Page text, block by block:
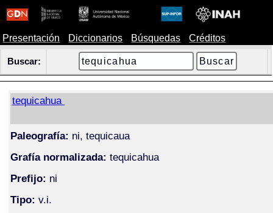
Presentación Diccionarios Búsquedas Créditos
Buscar:
tequicahua
Paleografía: ni, tequicaua
Grafía normalizada: tequicahua
Prefijo: ni
Tipo: v.i.